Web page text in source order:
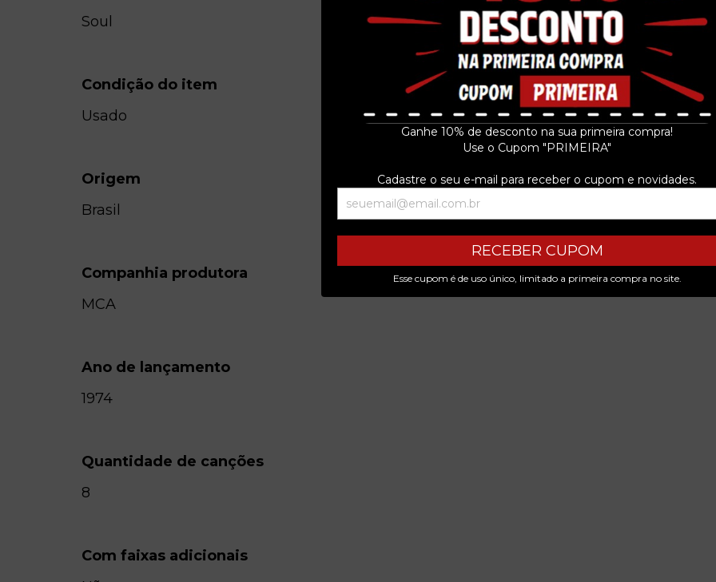
Ganhe 10% de desconto na sua primeira compra!
Use o Cupom "PRIMEIRA"
Cadastre o seu e-mail para receber o cupom e novidades.
RECEBER CUPOM
Esse cupom é de uso único, limitado a primeira compra no site.
Soul
Condição do item
Usado
Origem
Brasil
Companhia produtora
MCA
Ano de lançamento
1974
Quantidade de canções
8
Com faixas adicionais